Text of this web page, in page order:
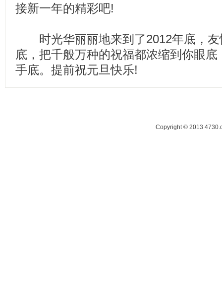
接新一年的精彩吧!
时光华丽丽地来到了2012年底，友
底，把千般万种的祝福都浓缩到你眼
手底。提前祝元旦快乐!
Copyright © 2013